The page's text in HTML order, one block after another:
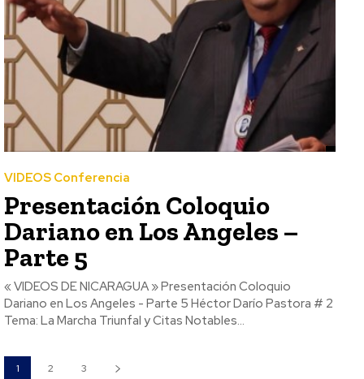
VIDEOS Conferencia
Presentación Coloquio
Dariano en Los Angeles –
Parte 5
« VIDEOS DE NICARAGUA » Presentación Coloquio
Dariano en Los Angeles - Parte 5 Héctor Darío Pastora # 2
Tema: La Marcha Triunfal y Citas Notables...
1 2 3